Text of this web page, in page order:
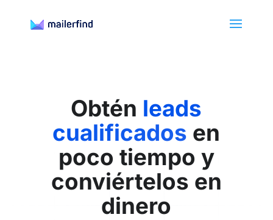
Obtén leads
cualificados en
poco tiempo y
conviértelos en
dinero